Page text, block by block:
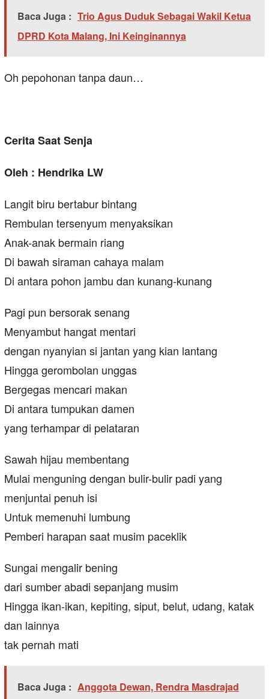
Baca Juga : Trio Agus Duduk Sebagai Wakil Ketua
DPRD Kota Malang, Ini Keinginannya
Oh pepohonan tanpa daun…
Cerita Saat Senja
Oleh : Hendrika LW
Langit biru bertabur bintang
Rembulan tersenyum menyaksikan
Anak-anak bermain riang
Di bawah siraman cahaya malam
Di antara pohon jambu dan kunang-kunang
Pagi pun bersorak senang
Menyambut hangat mentari
dengan nyanyian si jantan yang kian lantang
Hingga gerombolan unggas
Bergegas mencari makan
Di antara tumpukan damen
yang terhampar di pelataran
Sawah hijau membentang
Mulai menguning dengan bulir-bulir padi yang
menjuntai penuh isi
Untuk memenuhi lumbung
Pemberi harapan saat musim paceklik
Sungai mengalir bening
dari sumber abadi sepanjang musim
Hingga ikan-ikan, kepiting, siput, belut, udang, katak
dan lainnya
tak pernah mati
Baca Juga : Anggota Dewan, Rendra Masdrajad